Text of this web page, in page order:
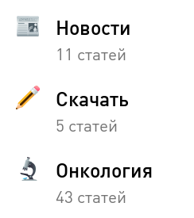
Новости
11 статей
Скачать
5 статей
Онкология
43 статей